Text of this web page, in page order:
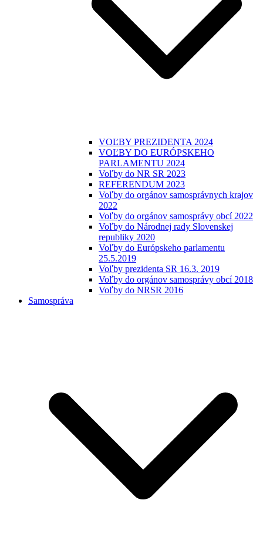
VOĽBY PREZIDENTA 2024
VOĽBY DO EURÓPSKEHO
PARLAMENTU 2024
Voľby do NR SR 2023
REFERENDUM 2023
Voľby do orgánov samosprávnych krajov
2022
Voľby do orgánov samosprávy obcí 2022
Voľby do Národnej rady Slovenskej
republiky 2020
Voľby do Európskeho parlamentu
25.5.2019
Voľby prezidenta SR 16.3. 2019
Voľby do orgánov samosprávy obcí 2018
Voľby do NRSR 2016
Samospráva